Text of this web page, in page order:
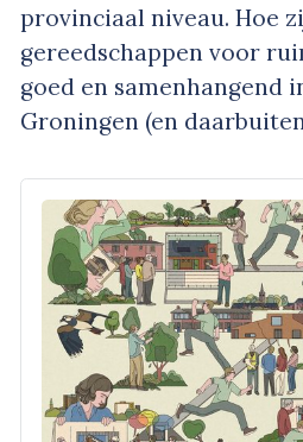
provinciaal niveau. Hoe
gereedschappen voor
goed en samenhangend
Groningen (en